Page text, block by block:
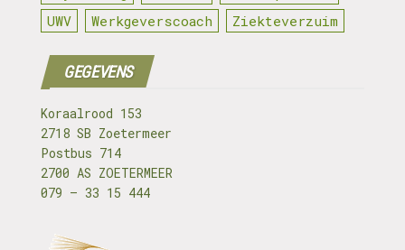
UWV
Werkgeverscoach Ziekteverzuim
GEGEVENS
Koraalrood 153
2718 SB Zoetermeer
Postbus 714
2700 AS ZOETERMEER
079 – 33 15 444